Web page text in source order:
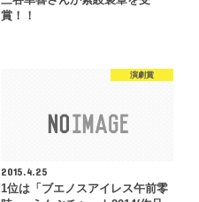
賞！！
演劇賞
2015.4.25
1位は「ブエノスアイレス午前零